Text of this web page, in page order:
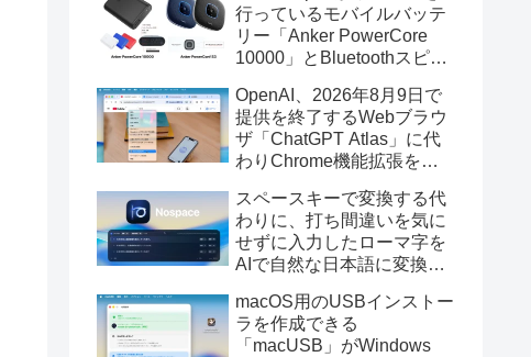
行っているモバイルバッテ
リー「Anker PowerCore
10000」とBluetoothスピー
辺を焼損する火災が6月に3
件発生していたそうなので
注意を。
OpenAI、2026年8月9日で
提供を終了するWebブラウ
ザ「ChatGPT Atlas」に代
わりChrome機能拡張をア
画の質問やAsk ChatGPT機
能を追加。
スペースキーで変換する代
わりに、打ち間違いを気に
せずに入力したローマ字を
AIで自然な日本語に変換し
力アプリ「Nospace」がリ
リース。
macOS用のUSBインストー
ラを作成できる
「macUSB」がWindows